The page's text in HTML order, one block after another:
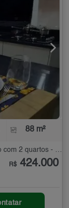
88 m²
Cobertura à Venda no Parque João Ramalho com 2 quartos - 88 m²
R$ 424.000